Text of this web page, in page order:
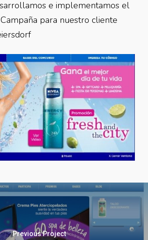
e implementamos el
para nuestro cliente
Previous Project